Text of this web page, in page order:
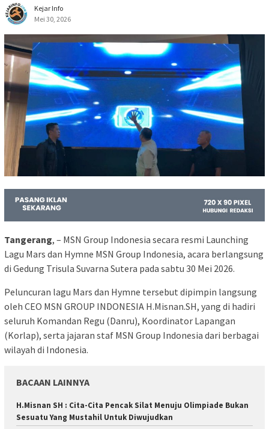
Kejar Info
Mei 30, 2026
Tangerang, – MSN Group Indonesia secara resmi Launching
Lagu Mars dan Hymne MSN Group Indonesia, acara berlangsung
di Gedung Trisula Suvarna Sutera pada sabtu 30 Mei 2026.
Peluncuran lagu Mars dan Hymne tersebut dipimpin langsung
oleh CEO MSN GROUP INDONESIA H.Misnan.SH, yang di hadiri
seluruh Komandan Regu (Danru), Koordinator Lapangan
(Korlap), serta jajaran staf MSN Group Indonesia dari berbagai
wilayah di Indonesia.
BACAAN LAINNYA
H.Misnan SH : Cita-Cita Pencak Silat Menuju Olimpiade Bukan
Sesuatu Yang Mustahil Untuk Diwujudkan